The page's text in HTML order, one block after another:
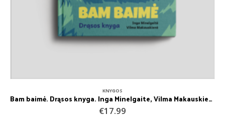
KNYGOS
Bam baimė. Drąsos knyga. Inga Minelgaite, Vilma Makauskienė
€17.99